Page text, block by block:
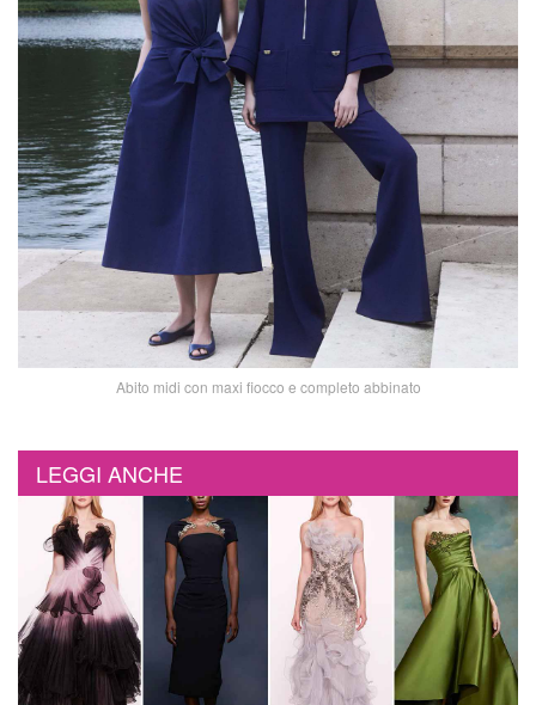
Abito midi con maxi fiocco e completo abbinato
LEGGI ANCHE